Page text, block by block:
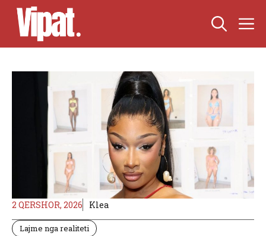
Skip
content
2 QERSHOR, 2026 Klea
Lajme nga realiteti